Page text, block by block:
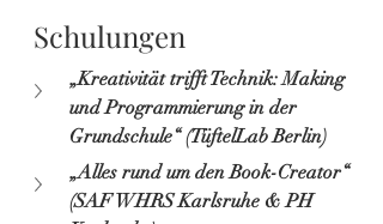
Schulungen
„Kreativität trifft Technik: Making
und Programmierung in der
Grundschule“ (TüftelLab Berlin)
„Alles rund um den Book-Creator“
(SAF WHRS Karlsruhe & PH